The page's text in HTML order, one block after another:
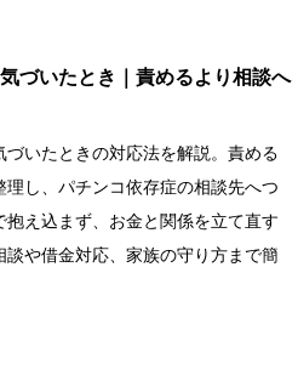
づいたとき｜責めるより相談へ
いたときの対応法を解説。責める
し、パチンコ依存症の相談先へつ
え込まず、お金と関係を立て直す
や借金対応、家族の守り方まで簡